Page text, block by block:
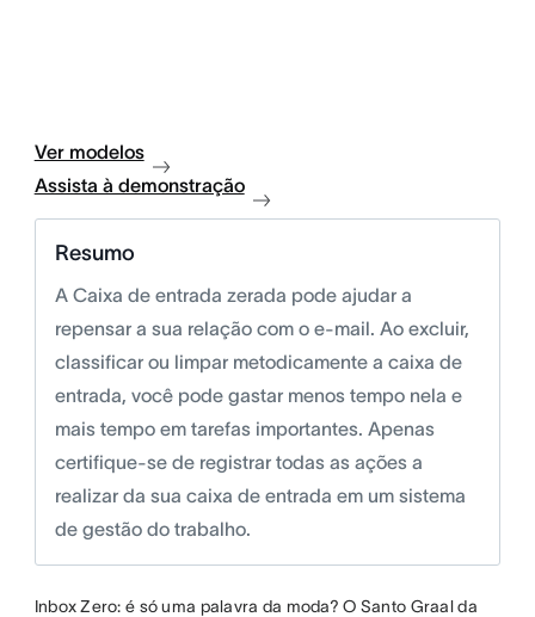
Ver modelos
Assista à demonstração
Resumo
A Caixa de entrada zerada pode ajudar a
repensar a sua relação com o e-mail. Ao excluir,
classificar ou limpar metodicamente a caixa de
entrada, você pode gastar menos tempo nela e
mais tempo em tarefas importantes. Apenas
certifique-se de registrar todas as ações a
realizar da sua caixa de entrada em um sistema
de gestão do trabalho.
Inbox Zero: é só uma palavra da moda? O Santo Graal da